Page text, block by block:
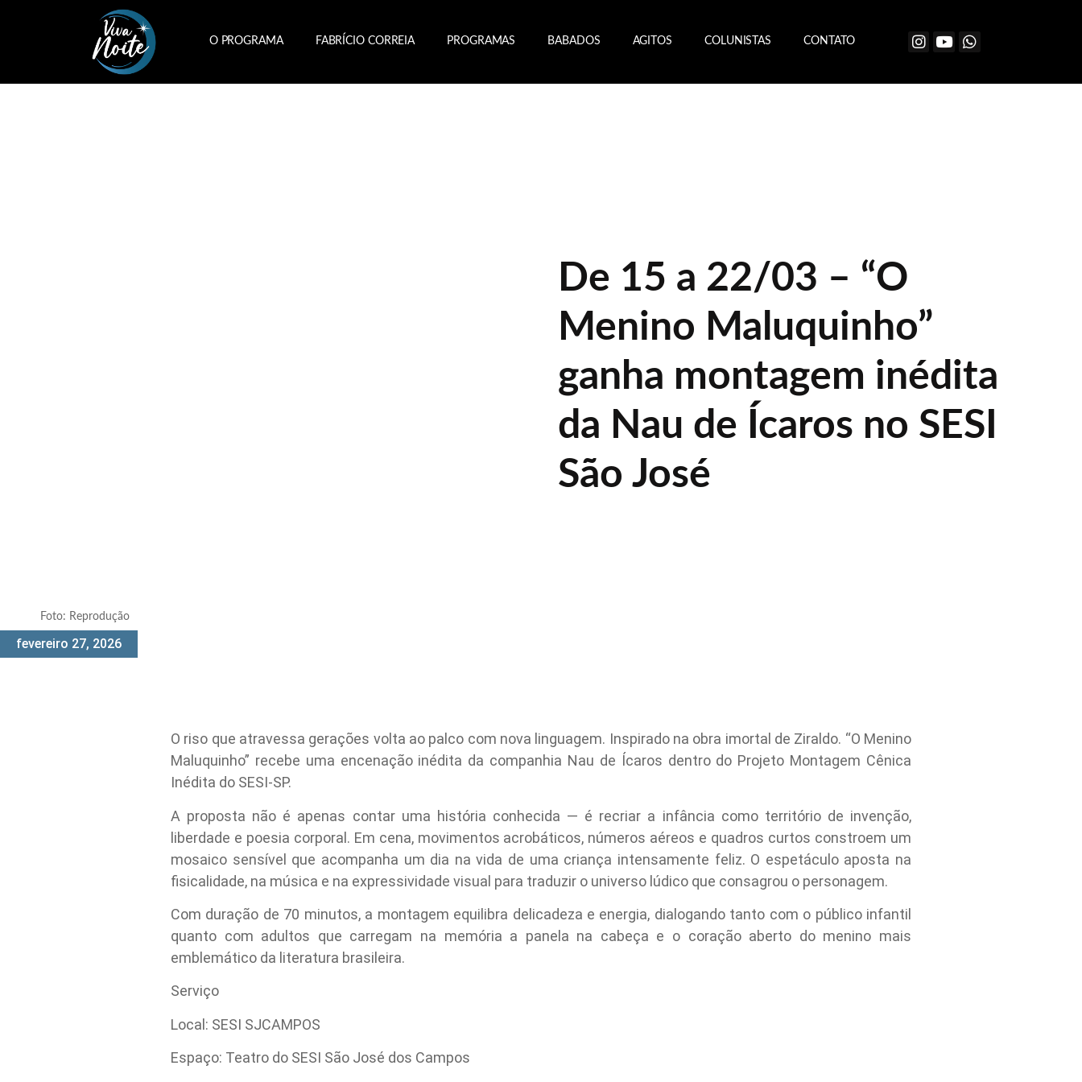
O PROGRAMA FABRÍCIO CORREIA PROGRAMAS BABADOS AGITOS COLUNISTAS CONTATO
Foto: Reprodução
fevereiro 27, 2026
De 15 a 22/03 – “O
Menino Maluquinho”
ganha montagem inédita
da Nau de Ícaros no SESI
São José
O riso que atravessa gerações volta ao palco com nova linguagem. Inspirado na obra imortal de Ziraldo. “O Menino
Maluquinho” recebe uma encenação inédita da companhia Nau de Ícaros dentro do Projeto Montagem Cênica
Inédita do SESI-SP.
A proposta não é apenas contar uma história conhecida — é recriar a infância como território de invenção,
liberdade e poesia corporal. Em cena, movimentos acrobáticos, números aéreos e quadros curtos constroem um
mosaico sensível que acompanha um dia na vida de uma criança intensamente feliz. O espetáculo aposta na
fisicalidade, na música e na expressividade visual para traduzir o universo lúdico que consagrou o personagem.
Com duração de 70 minutos, a montagem equilibra delicadeza e energia, dialogando tanto com o público infantil
quanto com adultos que carregam na memória a panela na cabeça e o coração aberto do menino mais
emblemático da literatura brasileira.
Serviço
Local: SESI SJCAMPOS
Espaço: Teatro do SESI São José dos Campos